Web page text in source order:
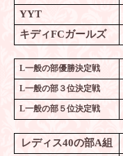
YYT
キディFCガールズ
L一般の部優勝決定戦
L一般の部３位決定戦
L一般の部５位決定戦
レディス40の部A組